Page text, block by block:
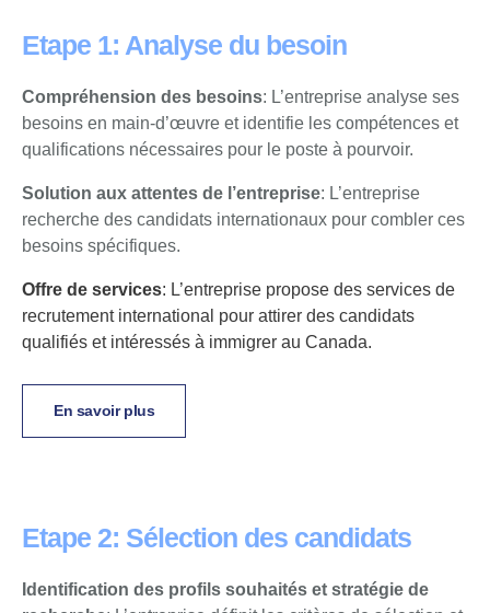
Etape 1: Analyse du besoin
Compréhension des besoins: L’entreprise analyse ses
besoins en main-d’œuvre et identifie les compétences et
qualifications nécessaires pour le poste à pourvoir.
Solution aux attentes de l’entreprise: L’entreprise
recherche des candidats internationaux pour combler ces
besoins spécifiques.
Offre de services: L’entreprise propose des services de
recrutement international pour attirer des candidats
qualifiés et intéressés à immigrer au Canada.
En savoir plus
Etape 2: Sélection des candidats
Identification des profils souhaités et stratégie de